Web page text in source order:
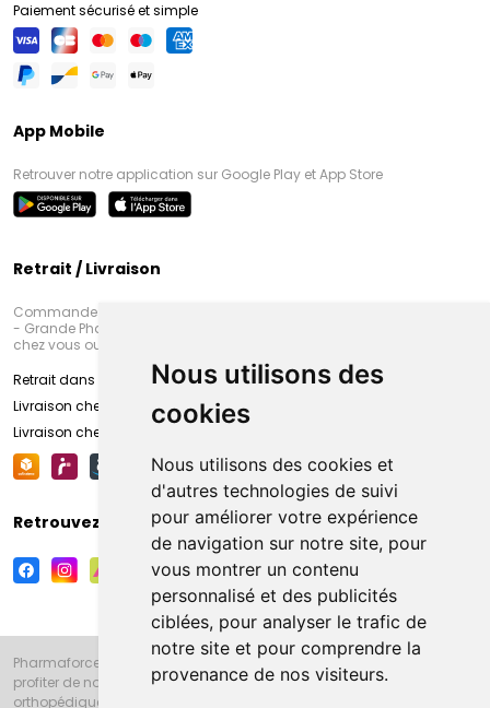
Nous utilisons des
cookies
Nous utilisons des cookies et
d'autres technologies de suivi
pour améliorer votre expérience
de navigation sur notre site, pour
vous montrer un contenu
personnalisé et des publicités
ciblées, pour analyser le trafic de
notre site et pour comprendre la
provenance de nos visiteurs.
Paiement sécurisé et simple
App Mobile
Retrouver notre application sur Google Play et App Store
Retrait / Livraison
Commandez en ligne et venez chercher votre commande à Amiens
- Grande Pharmacie d’Amiens (Fachon) ou recevez-là rapidement
chez vous ou en point retrait
Retrait dans la pharmacie d’Amiens
Livraison chez vous
Livraison chez votre commerçant
Retrouvez-nous sur vos réseaux sociaux
Pharmaforce.fr et la Grande Pharmacie d’Amiens vous souhaitent de
profiter de notre accueil, de nos conseils pharmaceutiques,
orthopédiques, homéopathiques, parapharmaceutiques, beauté et